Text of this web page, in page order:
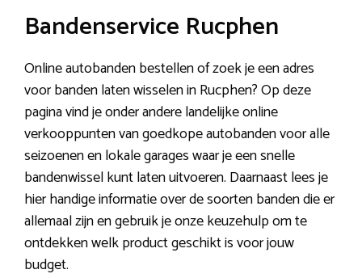
Bandenservice Rucphen
Online autobanden bestellen of zoek je een adres
voor banden laten wisselen in Rucphen? Op deze
pagina vind je onder andere landelijke online
verkooppunten van goedkope autobanden voor alle
seizoenen en lokale garages waar je een snelle
bandenwissel kunt laten uitvoeren. Daarnaast lees je
hier handige informatie over de soorten banden die er
allemaal zijn en gebruik je onze keuzehulp om te
ontdekken welk product geschikt is voor jouw
budget.